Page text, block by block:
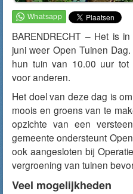
BARENDRECHT – Het is
juni weer Open Tuinen
hun tuin van 10.00 uur tot
voor anderen.
Het doel van deze dag is
moois en groens van te
opzichte van een
gemeente ondersteunt
ook aangesloten bij
vergroening van tuinen
Veel mogelijkheden